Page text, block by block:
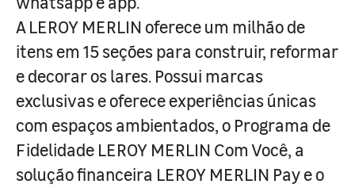
A LEROY MERLIN oferece um milhão de
itens em 15 seções para construir, reformar
e decorar os lares. Possui marcas
exclusivas e oferece experiências únicas
com espaços ambientados, o Programa de
Fidelidade LEROY MERLIN Com Você, a
solução financeira LEROY MERLIN Pay e o